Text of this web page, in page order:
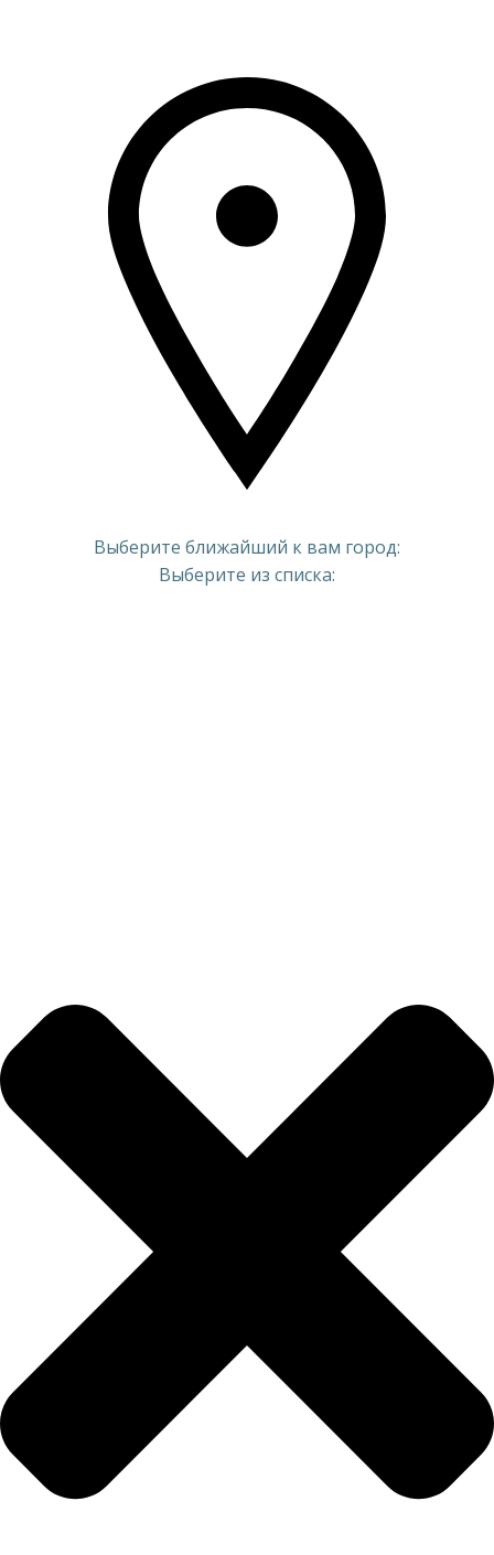
Выберите ближайший к вам город:
Выберите из списка: